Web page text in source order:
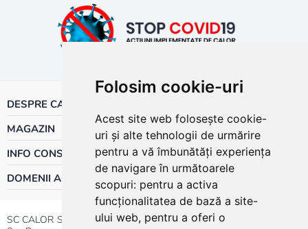
Folosim cookie-uri
Acest site web folosește cookie-
uri și alte tehnologii de urmărire
pentru a vă îmbunătăți experiența
de navigare în următoarele
scopuri: pentru a activa
funcționalitatea de bază a site-
ului web, pentru a oferi o
DESPRE CALOR
MAGAZIN
INFO CONSUMATOR
DOMENII ACTIVITATE
SC CALOR SRL